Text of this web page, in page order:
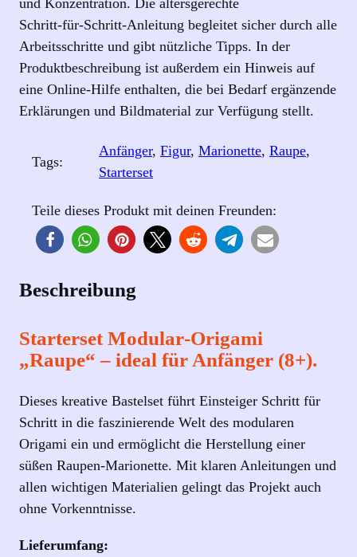
Schritt‑für‑Schritt‑Anleitung begleitet sicher durch alle
Arbeitsschritte und gibt nützliche Tipps. In der
Produktbeschreibung ist außerdem ein Hinweis auf
eine Online‑Hilfe enthalten, die bei Bedarf ergänzende
Erklärungen und Bildmaterial zur Verfügung stellt.
Tags:
Anfänger, Figur, Marionette, Raupe
Starterset
Teile dieses Produkt mit deinen Freunden:
Beschreibung
Starterset Modular‑Origami
„Raupe“ – ideal für Anfänger (8+).
Dieses kreative Bastelset führt Einsteiger Schritt für
Schritt in die faszinierende Welt des modularen
Origami ein und ermöglicht die Herstellung einer
süßen Raupen‑Marionette. Mit klaren Anleitungen und
allen wichtigen Materialien gelingt das Projekt auch
ohne Vorkenntnisse.
Lieferumfang: